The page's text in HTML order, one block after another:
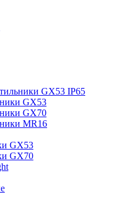
GX53 IP65
GX53
GX70
MR16
GX53
GX70